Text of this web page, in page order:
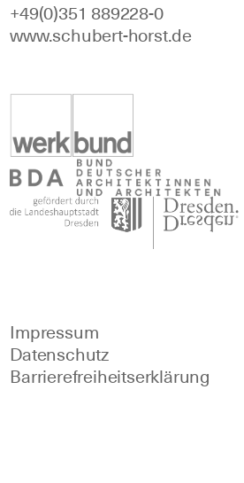
+49(0)351 889228‑0
www.schubert‑horst.de
Impressum
Datenschutz
Barrierefreiheitserklärung